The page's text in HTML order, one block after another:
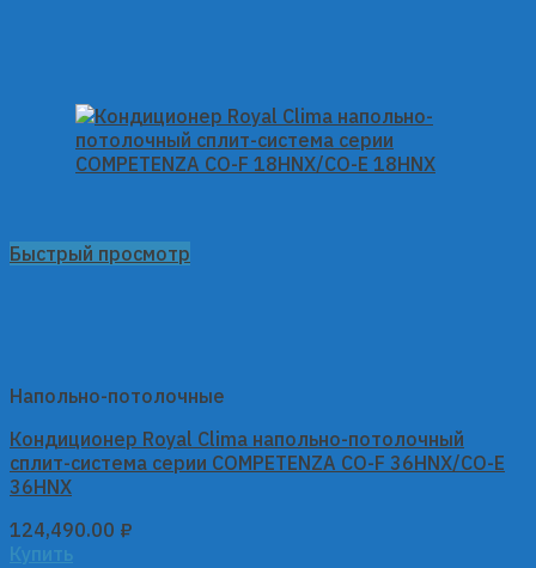
Быстрый просмотр
Напольно-потолочные
Кондиционер Royal Clima напольно-потолочный
сплит-система серии COMPETENZA CO-F 36HNX/CO-E
36HNX
124,490.00 ₽
Купить